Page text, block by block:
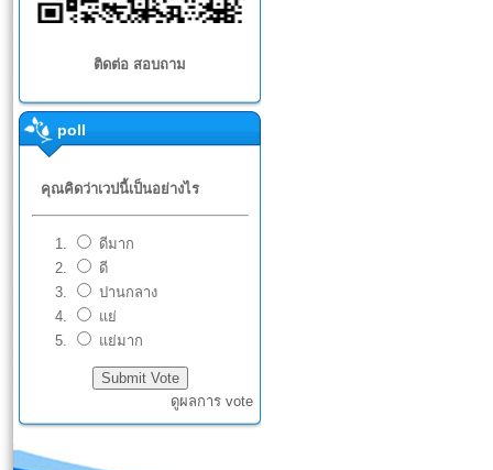
ติดต่อ สอบถาม
poll
คุณคิดว่าเวปนี้เป็นอย่างไร
ดีมาก
ดี
ปานกลาง
แย่
แย่มาก
ดูผลการ vote